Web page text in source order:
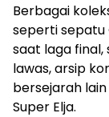
Berbagai
seperti sepatu
saat laga
lawas, arsip
bersejarah
Super Elja.